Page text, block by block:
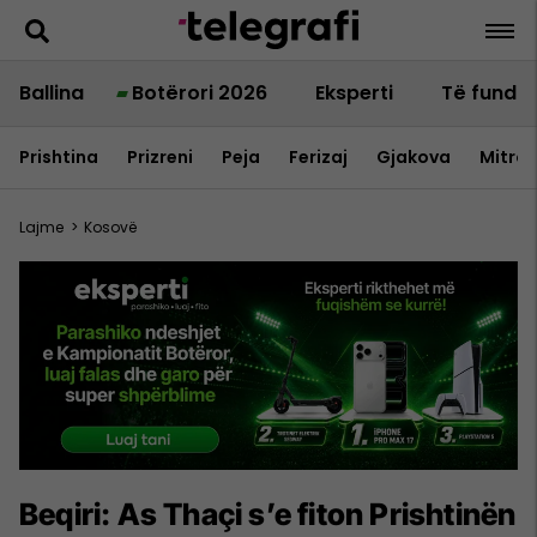
Ballina Botërori 2026 Eksperti Të fundit
Prishtina Prizreni Peja Ferizaj Gjakova
Lajme > Kosovë
Beqiri: As Thaçi s’e fiton Prishtinën